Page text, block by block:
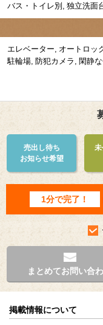
バス・トイレ別 独立洗面
エレベーター オートロッ
駐輪場 防犯カメラ 閑静
売出し待ち
お知らせ希望
1分で完了！
まとめてお問い合
掲載情報について